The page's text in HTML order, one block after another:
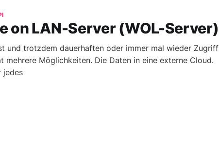
on LAN-Server (WOL-Server)
und trotzdem dauerhaften oder immer mal wieder Zugriff
mehrere Möglichkeiten. Die Daten in eine externe Cloud.
jedes